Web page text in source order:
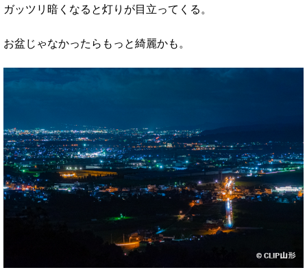
ガッツリ暗くなると灯りが目立ってくる。
お盆じゃなかったらもっと綺麗かも。